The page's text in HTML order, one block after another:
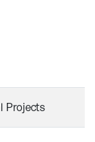
Projects